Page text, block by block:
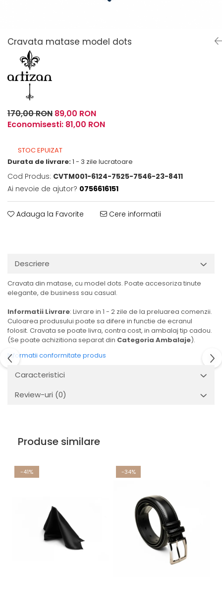
Cravata matase model dots
170,00 RON 89,00 RON
Economisesti: 81,00 RON
STOC EPUIZAT
Durata de livrare:1 - 3 zile lucratoare
Cod Produs: CVTM001-6124-7525-7546-23-8411
Ai nevoie de ajutor? 0756616151
Adauga la Favorite Cere informatii
Descriere
Cravata din matase, cu model dots. Poate accesoriza tinute
elegante, de business sau casual.
Informatii Livrare: Livrare in 1 - 2 zile de la preluarea comenzii.
Culoarea produsului poate sa difere in functie de ecranul
folosit. Cravata se poate livra, contra cost, in ambalaj tip cadou.
(Se poate achizitiona separat din Categoria Ambalaje).
Informatii conformitate produs
Caracteristici
Review-uri (0)
Produse similare
-41% -34%